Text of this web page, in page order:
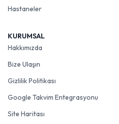
Hastaneler
KURUMSAL
Hakkımızda
Bize Ulaşın
Gizlilik Politikası
Google Takvim Entegrasyonu
Site Haritası